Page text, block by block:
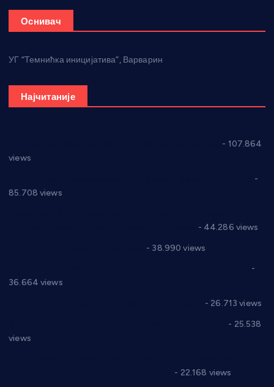
Оснивач
УГ “Темнићка иницијатива”, Варварин
Најчитаније
- 107.864
views
-
85.708 views
- 44.286 views
- 38.990 views
-
36.664 views
- 26.713 views
- 25.538
views
- 22.168 views